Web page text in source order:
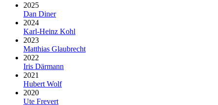
2025
Dan Diner
2024
Karl-Heinz Kohl
2023
Matthias Glaubrecht
2022
Iris Därmann
2021
Hubert Wolf
2020
Ute Frevert